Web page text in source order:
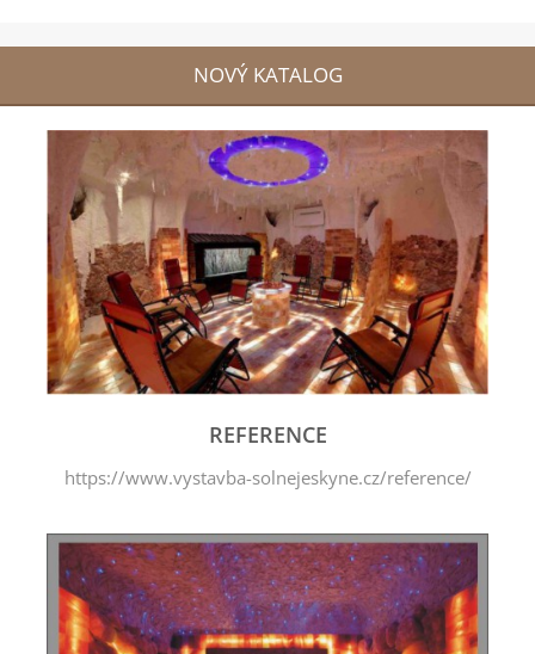
NOVÝ KATALOG
REFERENCE
https://www.vystavba-solnejeskyne.cz/reference/